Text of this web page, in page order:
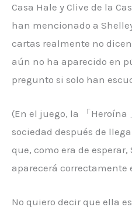
Casa Hale y Clive de la
han mencionado a
cartas realmente no
aún no ha aparecido en
pregunto si solo han
(En el juego, la 「Heroína
sociedad después de
que, como era de
aparecerá correctamente
No quiero decir que ella